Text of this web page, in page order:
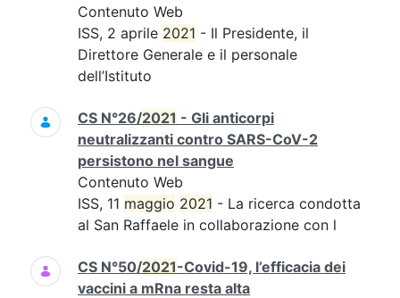
Contenuto Web
ISS, 2 aprile 2021 - Il Presidente, il
Direttore Generale e il personale
dell’Istituto
CS N°26/2021 - Gli anticorpi
neutralizzanti contro SARS-CoV-2
persistono nel sangue
Contenuto Web
ISS, 11 maggio 2021 - La ricerca condotta
al San Raffaele in collaborazione con l
CS N°50/2021-Covid-19, l’efficacia dei
vaccini a mRna resta alta